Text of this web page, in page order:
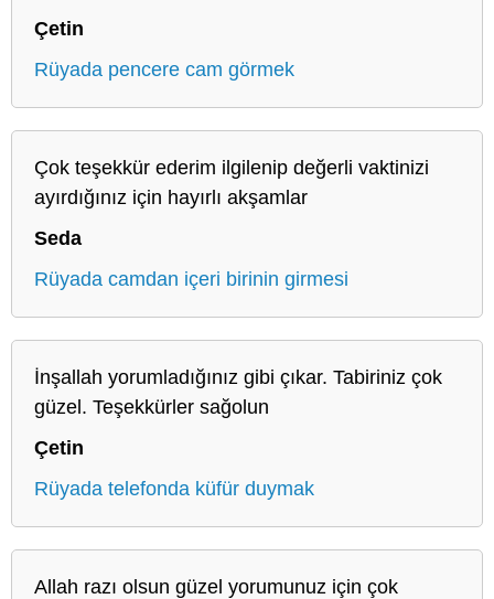
Çetin
Rüyada pencere cam görmek
Çok teşekkür ederim ilgilenip değerli vaktinizi
ayırdığınız için hayırlı akşamlar
Seda
Rüyada camdan içeri birinin girmesi
İnşallah yorumladığınız gibi çıkar. Tabiriniz çok
güzel. Teşekkürler sağolun
Çetin
Rüyada telefonda küfür duymak
Allah razı olsun güzel yorumunuz için çok